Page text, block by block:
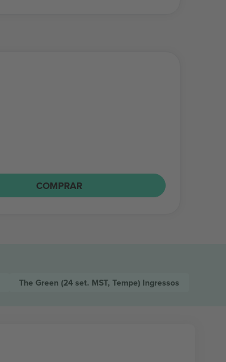
COMPRAR
The Green (24 set. MST, Tempe) Ingressos